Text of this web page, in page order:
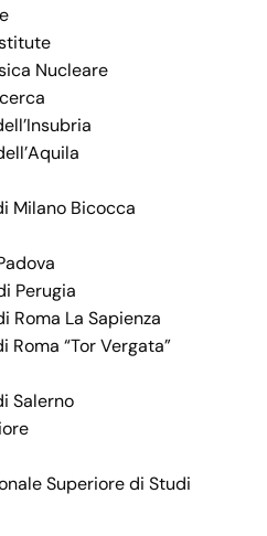
Nucleare
Milano Bicocca
Perugia
Roma La Sapienza
“Tor Vergata”
Salerno
Superiore di Studi